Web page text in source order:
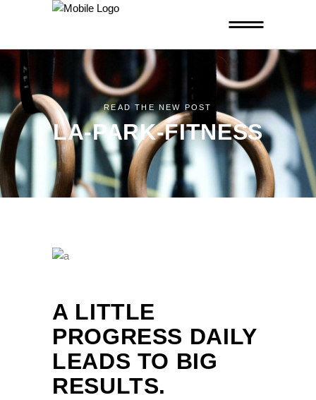
READ THE NEW POST
LA-PARK-FITNESS
A LITTLE
PROGRESS DAILY
LEADS TO BIG
RESULTS.